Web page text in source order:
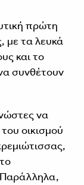
πρώτη
με τα λευκά
και το
συνθέτουν
να
οικισμού
Παράλληλα,